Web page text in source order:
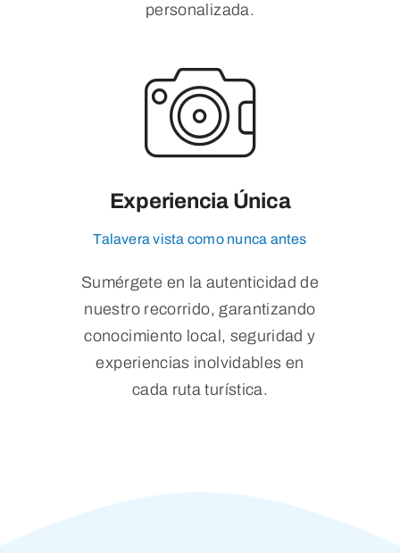
personalizada.
Experiencia Única
Talavera vista como nunca antes
Sumérgete en la autenticidad de
nuestro recorrido, garantizando
conocimiento local, seguridad y
experiencias inolvidables en
cada ruta turística.